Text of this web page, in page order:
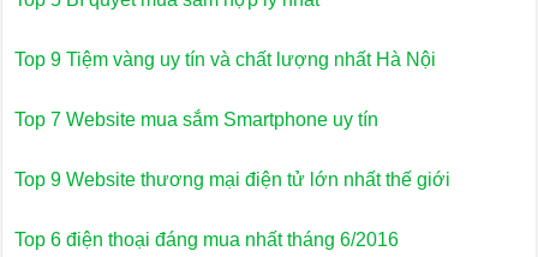
Top 9 Tiệm vàng uy tín và chất lượng nhất Hà Nội
Top 7 Website mua sắm Smartphone uy tín
Top 9 Website thương mại điện tử lớn nhất thế giới
Top 6 điện thoại đáng mua nhất tháng 6/2016